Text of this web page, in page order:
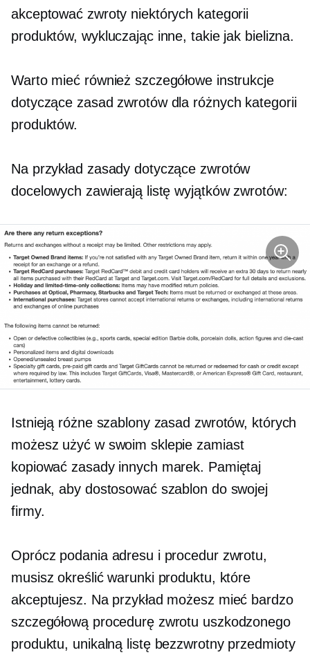
akceptować zwroty niektórych kategorii
produktów, wykluczając inne, takie jak bielizna.
Warto mieć również szczegółowe instrukcje
dotyczące zasad zwrotów dla różnych kategorii
produktów.
Na przykład zasady dotyczące zwrotów
docelowych zawierają listę wyjątków zwrotów:
Istnieją różne szablony zasad zwrotów, których
możesz użyć w swoim sklepie zamiast
kopiować zasady innych marek. Pamiętaj
jednak, aby dostosować szablon do swojej
firmy.
Oprócz podania adresu i procedur zwrotu,
musisz określić warunki produktu, które
akceptujesz. Na przykład możesz mieć bardzo
szczegółową procedurę zwrotu uszkodzonego
produktu, unikalną listę bezzwrotnyprzedmioty